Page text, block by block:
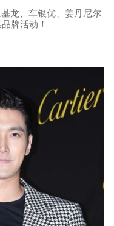
龙、车银优、姜丹尼尔
牌活动！